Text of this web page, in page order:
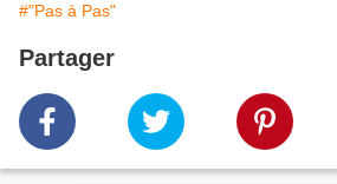
#"Pas à Pas"
Partager